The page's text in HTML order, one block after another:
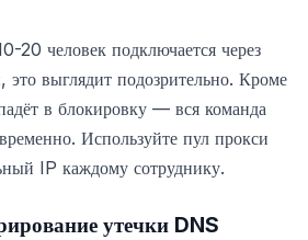
20 человек подключается через
это выглядит подозрительно. Кроме
в блокировку — вся команда
Используйте пул прокси
IP каждому сотруднику.
утечки DNS